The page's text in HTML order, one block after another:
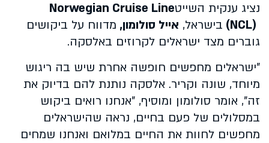
נציג ענקית השייטNorwegian Cruise Line
(NCL) בישראל, אייל סולומון, מדווח על ביקושים
גוברים מצד ישראלים לקרוזים באלסקה.
"ישראלים מחפשים חופשה אחרת שיש בה ריגוש
מיוחד, שונה וקריר. אלסקה נותנת להם בדיוק את
זה", אומר סולומון ומוסיף, "אנחנו רואים ביקוש
במסלולים של פעם בחיים, נראה שהישראלים
מחפשים לחוות את החיים במלואם ואנחנו שמחים